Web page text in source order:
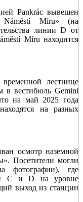
Pankrác вывешен
Náměstí Míru» (на
линии D от
Míru находится
лестнице
в вестибюль Gemini
на май 2025 года
на разных
осмотр наземной
Посетители могли
фотографии), где
C и D на уровне
выход из станции